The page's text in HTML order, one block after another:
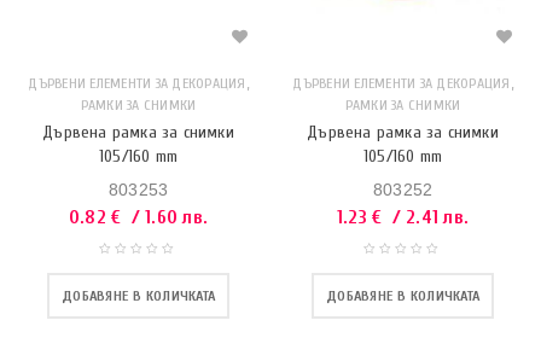
ДЪРВЕНИ ЕЛЕМЕНТИ ЗА ДЕКОРАЦИЯ ,
РАМКИ ЗА СНИМКИ
Дървена рамка за снимки
105/160 mm
803253
0.82€ / 1.60 лв.
ДОБАВЯНЕ В КОЛИЧКАТА
ДЪРВЕНИ ЕЛЕМЕНТИ ЗА ДЕКОРАЦИЯ ,
РАМКИ ЗА СНИМКИ
Дървена рамка за снимки
105/160 mm
803252
1.23€ / 2.41 лв.
ДОБАВЯНЕ В КОЛИЧКАТА